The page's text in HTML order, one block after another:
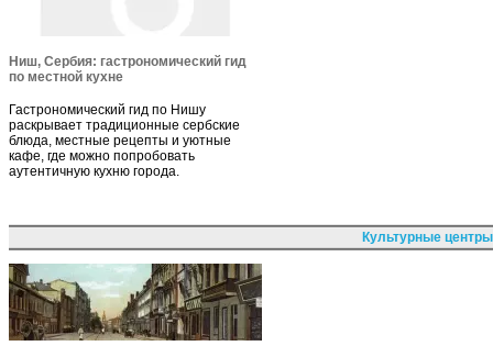
Ниш, Сербия: гастрономический гид
по местной кухне
Гастрономический гид по Нишу
раскрывает традиционные сербские
блюда, местные рецепты и уютные
кафе, где можно попробовать
аутентичную кухню города.
Культурные